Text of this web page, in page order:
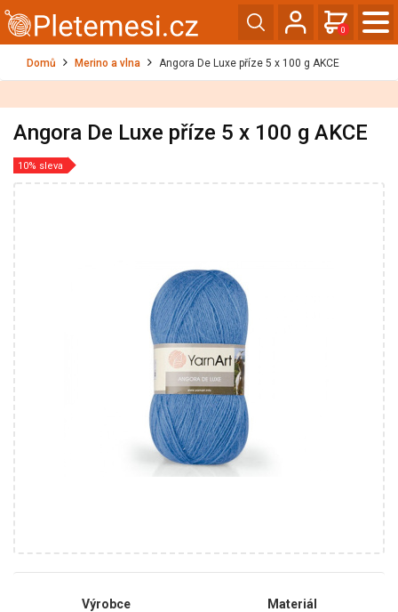
0
Domů Merino a vlna Angora De Luxe příze 5 x 100 g AKCE
Angora De Luxe příze 5 x 100 g AKCE
10% sleva
Výrobce Materiál